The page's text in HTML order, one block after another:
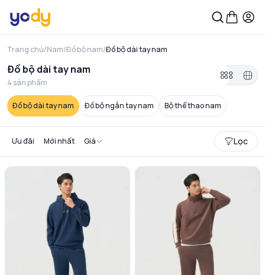
Trang chủ/Nam/Đồ bộ nam/Đồ bộ dài tay nam
Đồ bộ dài tay nam
4 sản phẩm
Đồ bộ dài tay nam Đồ bộ ngắn tay nam Bộ thể thao nam
Ưu đãi Mới nhất Giá Lọc